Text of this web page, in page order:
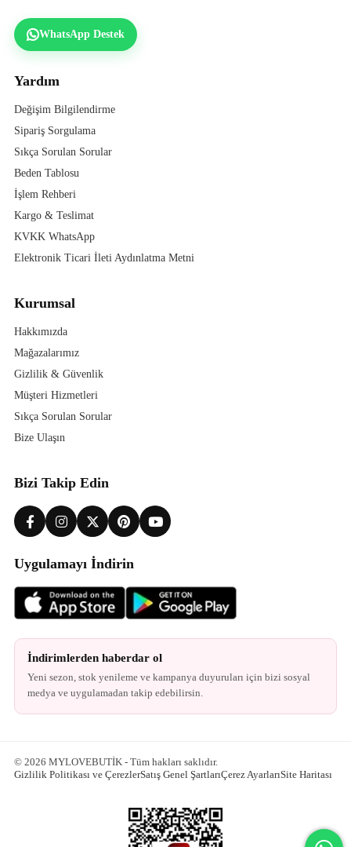
WhatsApp Destek
Yardım
Değişim Bilgilendirme
Sipariş Sorgulama
Sıkça Sorulan Sorular
Beden Tablosu
İşlem Rehberi
Kargo & Teslimat
KVKK WhatsApp
Elektronik Ticari İleti Aydınlatma Metni
Kurumsal
Hakkımızda
Mağazalarımız
Gizlilik & Güvenlik
Müşteri Hizmetleri
Sıkça Sorulan Sorular
Bize Ulaşın
Bizi Takip Edin
Uygulamayı İndirin
İndirimlerden haberdar ol
Yeni sezon, stok yenileme ve kampanya duyuruları için bizi sosyal
medya ve uygulamadan takip edebilirsin.
© 2026 MYLOVEBUTİK - Tüm hakları saklıdır.
Gizlilik Politikası ve ÇerezlerSatış Genel ŞartlarıÇerez AyarlarıSite Haritası